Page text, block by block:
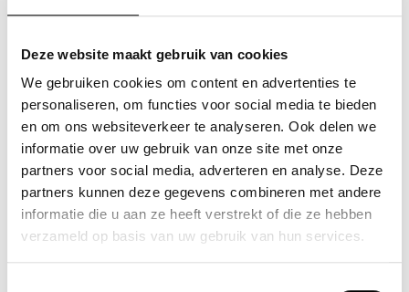
Deze website maakt gebruik van cookies
We gebruiken cookies om content en advertenties te
personaliseren, om functies voor social media te bieden
en om ons websiteverkeer te analyseren. Ook delen we
informatie over uw gebruik van onze site met onze
partners voor social media, adverteren en analyse. Deze
partners kunnen deze gegevens combineren met andere
informatie die u aan ze heeft verstrekt of die ze hebben
verzameld op basis van uw gebruik van hun services.
4 x Pflaster 25mm
1 x Außenbandputz 35mm (blau)
Eigenschaften
Ergänzende Produkte